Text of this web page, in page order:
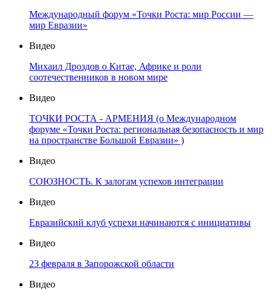
Международный форум «Точки Роста: мир России —
мир Евразии»
Видео
Михаил Дроздов о Китае, Африке и роли
соотечественников в новом мире
Видео
ТОЧКИ РОСТА - АРМЕНИЯ (о Международном
форуме «Точки Роста: региональная безопасность и мир
на пространстве Большой Евразии» )
Видео
СОЮЗНОСТЬ. К залогам успехов интеграции
Видео
Евразийский клуб успехи начинаются с инициативы
Видео
23 февраля в Запорожской области
Видео